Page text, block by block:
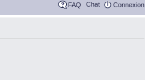
FAQ Chat Connexion